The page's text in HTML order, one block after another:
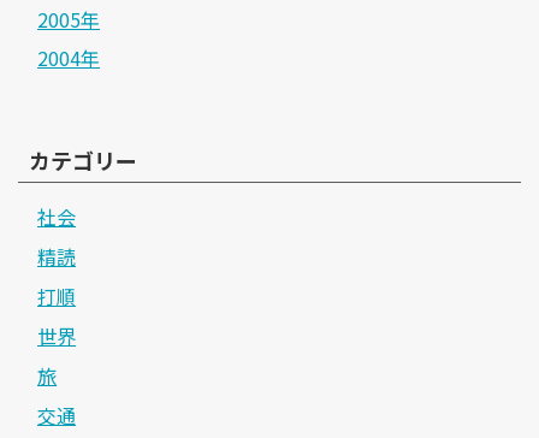
2005年
2004年
カテゴリー
社会
精読
打順
世界
旅
交通